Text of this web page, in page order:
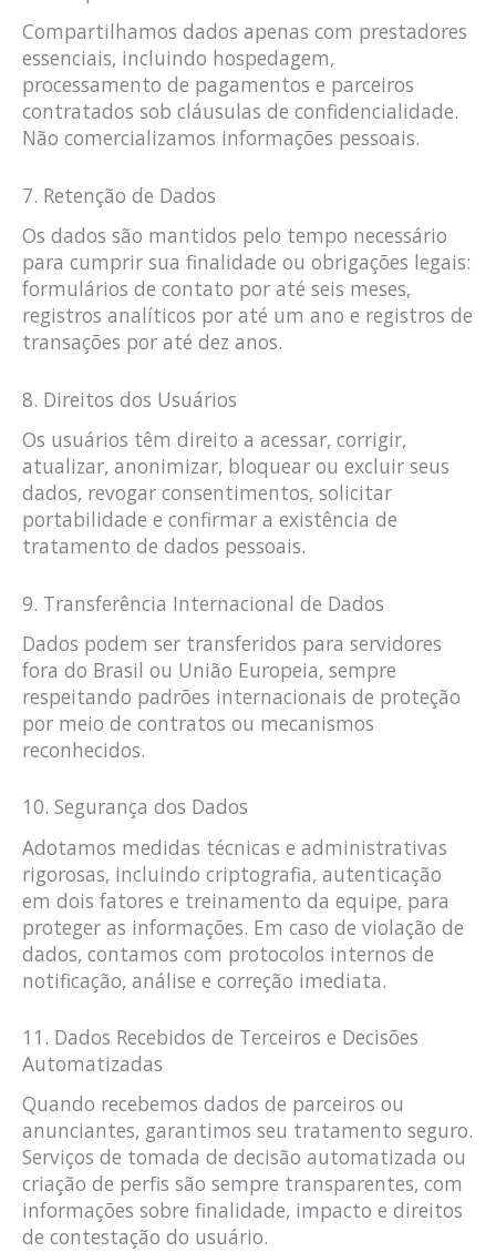
Compartilhamos dados apenas com prestadores
essenciais, incluindo hospedagem,
processamento de pagamentos e parceiros
contratados sob cláusulas de confidencialidade.
Não comercializamos informações pessoais.
7. Retenção de Dados
Os dados são mantidos pelo tempo necessário
para cumprir sua finalidade ou obrigações legais:
formulários de contato por até seis meses,
registros analíticos por até um ano e registros de
transações por até dez anos.
8. Direitos dos Usuários
Os usuários têm direito a acessar, corrigir,
atualizar, anonimizar, bloquear ou excluir seus
dados, revogar consentimentos, solicitar
portabilidade e confirmar a existência de
tratamento de dados pessoais.
9. Transferência Internacional de Dados
Dados podem ser transferidos para servidores
fora do Brasil ou União Europeia, sempre
respeitando padrões internacionais de proteção
por meio de contratos ou mecanismos
reconhecidos.
10. Segurança dos Dados
Adotamos medidas técnicas e administrativas
rigorosas, incluindo criptografia, autenticação
em dois fatores e treinamento da equipe, para
proteger as informações. Em caso de violação de
dados, contamos com protocolos internos de
notificação, análise e correção imediata.
11. Dados Recebidos de Terceiros e Decisões
Automatizadas
Quando recebemos dados de parceiros ou
anunciantes, garantimos seu tratamento seguro.
Serviços de tomada de decisão automatizada ou
criação de perfis são sempre transparentes, com
informações sobre finalidade, impacto e direitos
de contestação do usuário.